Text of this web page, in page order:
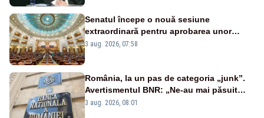
Senatul începe o nouă sesiune
extraordinară pentru aprobarea unor
jaloane din PNRR
3 aug. 2026, 07:58
România, la un pas de categoria „junk”.
Avertismentul BNR: „Ne-au mai păsuit
pentru câteva luni”
3 aug. 2026, 08:01